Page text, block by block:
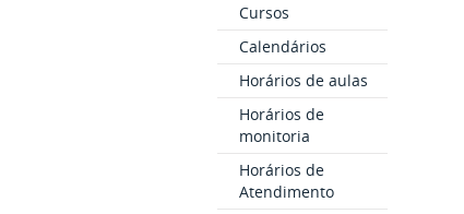
Cursos
Calendários
Horários de aulas
Horários de
monitoria
Horários de
Atendimento